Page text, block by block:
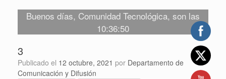
Buenos días, Comunidad Tecnológica, son las
10:36:50
3
Publicado el 12 octubre, 2021 por Departamento de
Comunicación y Difusión